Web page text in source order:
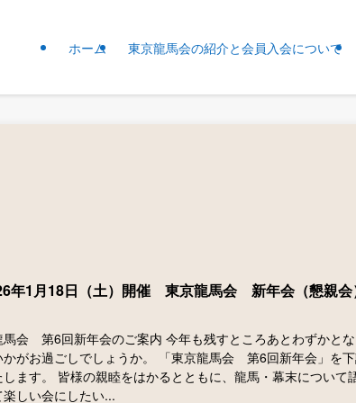
ホーム 東京龍馬会の紹介と会員入会について
年1月18日（土）開催 東京龍馬会 新年会（懇親会
馬会 第6回新年会のご案内 今年も残すところあとわずかと
かがお過ごしでしょうか。 「東京龍馬会 第6回新年会」を
ます。 皆様の親睦をはかるとともに、龍馬・幕末について
しい会にしたい...